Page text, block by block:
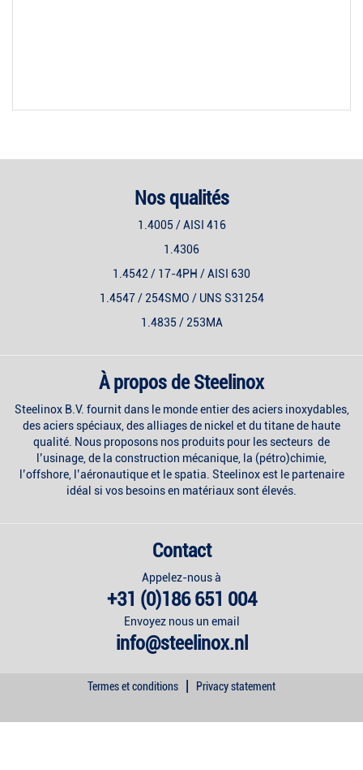
Nos qualités
1.4005 / AISI 416
1.4306
1.4542 / 17-4PH / AISI 630
1.4547 / 254SMO / UNS S31254
1.4835 / 253MA
À propos de Steelinox
Steelinox B.V. fournit dans le monde entier des aciers inoxydables,
des aciers spéciaux, des alliages de nickel et du titane de haute
qualité. Nous proposons nos produits pour les secteurs de
l’usinage, de la construction mécanique, la (pétro)chimie,
l’offshore, l’aéronautique et le spatia. Steelinox est le partenaire
idéal si vos besoins en matériaux sont élevés.
Contact
Appelez-nous à
+31 (0)186 651 004
Envoyez nous un email
info@steelinox.nl
Termes et conditions | Privacy statement